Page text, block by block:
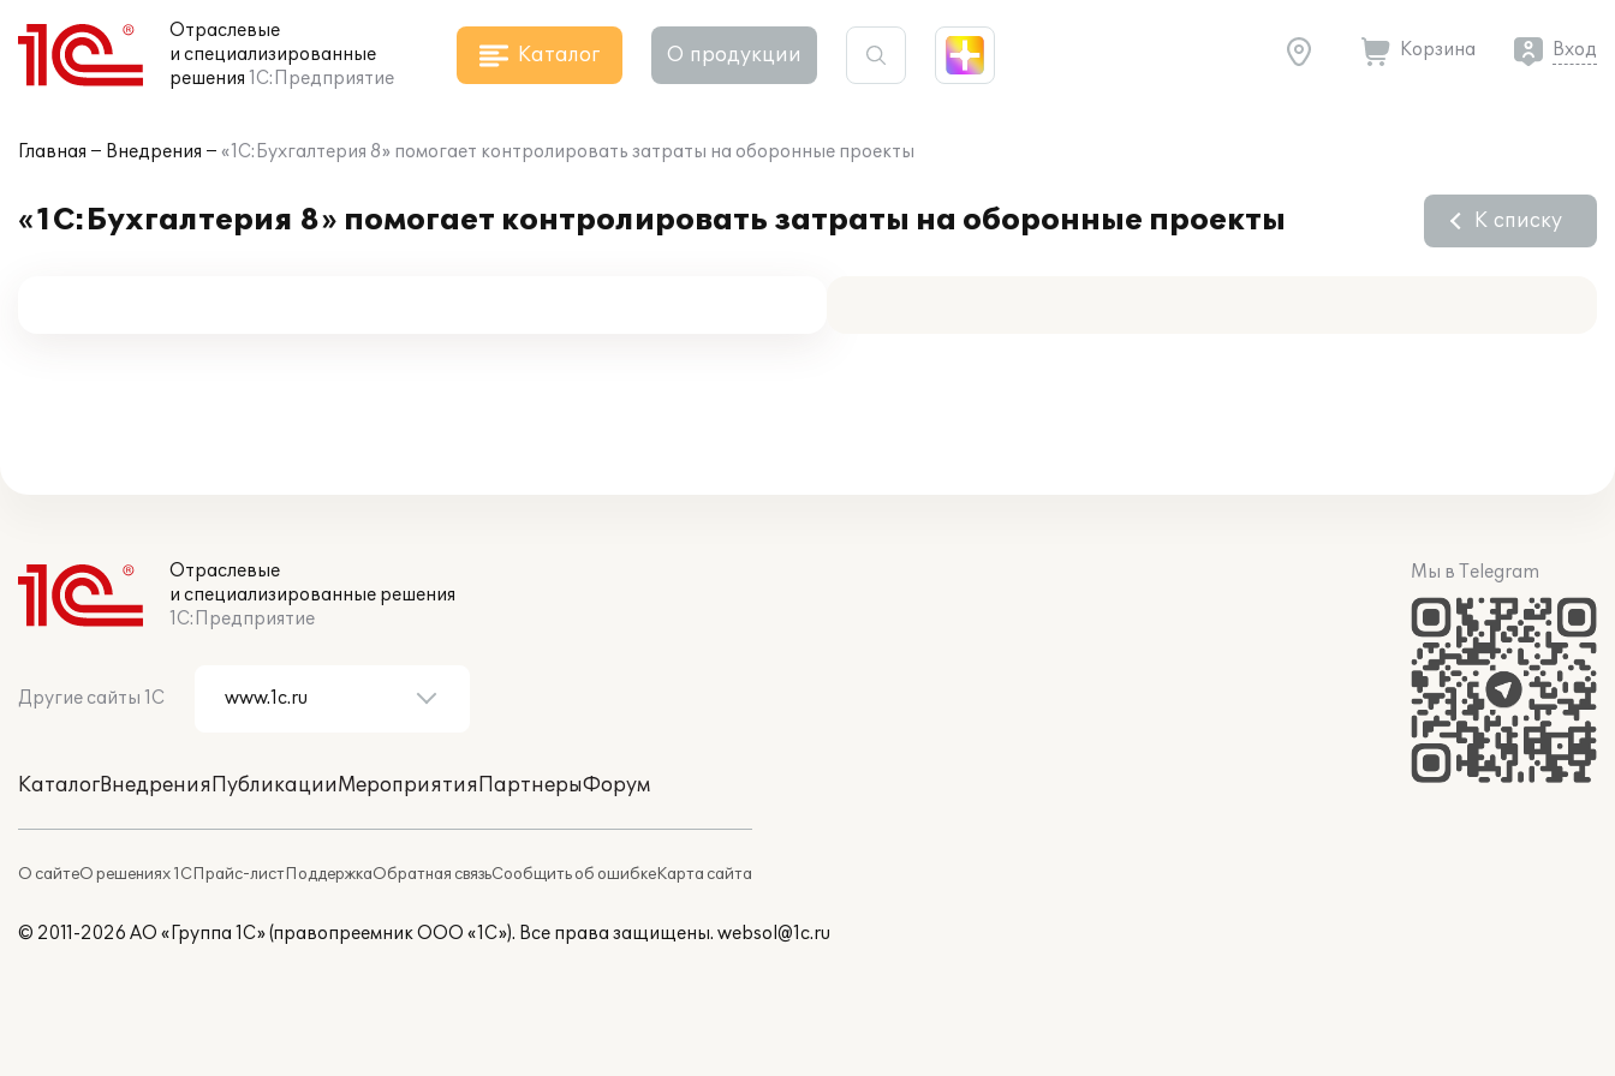
Отраслевые
и специализированные
решения 1С:Предприятие
Каталог О продукции Корзина Вход
Главная Внедрения «1С:Бухгалтерия 8» помогает контролировать затраты на оборонные проекты
«1С:Бухгалтерия 8» помогает контролировать затраты на оборонные проекты К списку
Отраслевые
и специализированные решения
1С:Предприятие
Другие сайты 1С
КаталогВнедренияПубликацииМероприятияПартнерыФорум
О сайтеО решениях 1СПрайс-листПоддержкаОбратная связьСообщить об ошибкеКарта сайта
Мы в Telegram
© 2011-2026 АО «Группа 1С» (правопреемник ООО «1С»). Все права защищены. websol@1c.ru